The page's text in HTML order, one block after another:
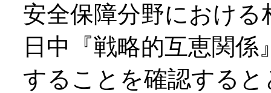
安全保障分野におけ
日中『戦略的互恵関
することを確認する